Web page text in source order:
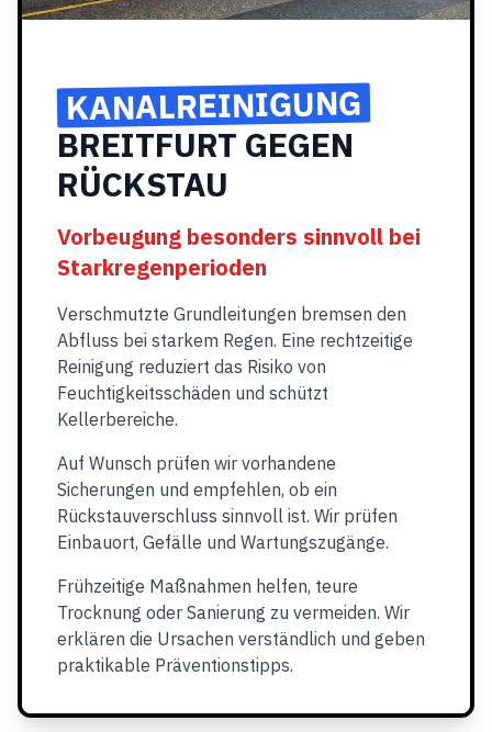
KANALREINIGUNG
BREITFURT GEGEN
RÜCKSTAU
Vorbeugung besonders sinnvoll bei
Starkregenperioden
Verschmutzte Grundleitungen bremsen den
Abfluss bei starkem Regen. Eine rechtzeitige
Reinigung reduziert das Risiko von
Feuchtigkeitsschäden und schützt
Kellerbereiche.
Auf Wunsch prüfen wir vorhandene
Sicherungen und empfehlen, ob ein
Rückstauverschluss sinnvoll ist. Wir prüfen
Einbauort, Gefälle und Wartungszugänge.
Frühzeitige Maßnahmen helfen, teure
Trocknung oder Sanierung zu vermeiden. Wir
erklären die Ursachen verständlich und geben
praktikable Präventionstipps.